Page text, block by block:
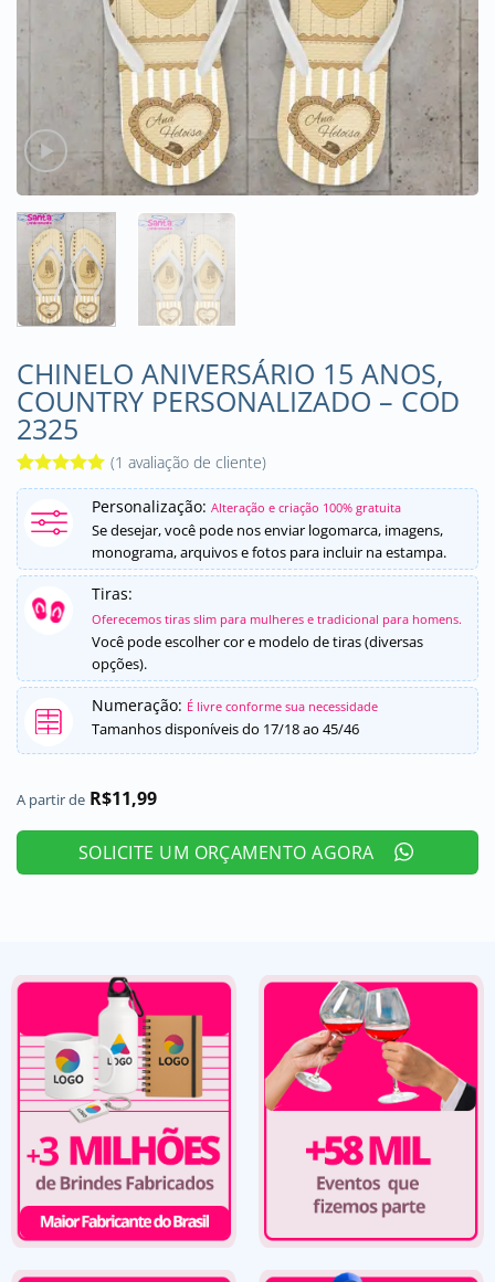
CHINELO ANIVERSÁRIO 15 ANOS,
COUNTRY PERSONALIZADO – COD
2325
Avaliado
como
de
5, com
baseado em
1
avaliação
de cliente
(1 avaliação de cliente)
Personalização: Alteração e criação 100% gratuita
Se desejar, você pode nos enviar logomarca, imagens,
monograma, arquivos e fotos para incluir na estampa.
Tiras:
Oferecemos tiras slim para mulheres e tradicional para homens.
Você pode escolher cor e modelo de tiras (diversas
opções).
Numeração: É livre conforme sua necessidade
Tamanhos disponíveis do 17/18 ao 45/46
A partir de R$11,99
SOLICITE UM ORÇAMENTO AGORA